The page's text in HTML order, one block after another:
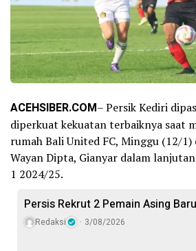
ACEHSIBER.COM– Persik Kediri
diperkuat kekuatan terbaiknya saat
rumah Bali United FC, Minggu (12/
Wayan Dipta, Gianyar dalam
1 2024/25.
Persis Rekrut 2 Pemain Asing Baru
Redaksi 3/08/2026